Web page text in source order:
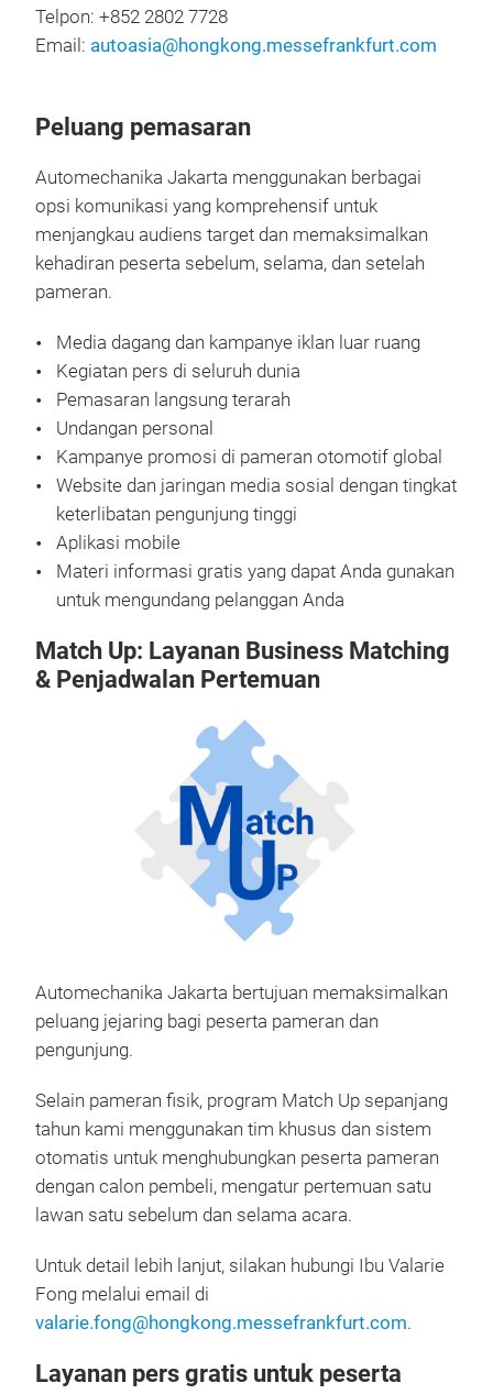
Telpon: +852 2802 7728
Email: autoasia@hongkong.messefrankfurt.com
Peluang pemasaran
Automechanika Jakarta menggunakan berbagai
opsi komunikasi yang komprehensif untuk
menjangkau audiens target dan memaksimalkan
kehadiran peserta sebelum, selama, dan setelah
pameran.
Media dagang dan kampanye iklan luar ruang
Kegiatan pers di seluruh dunia
Pemasaran langsung terarah
Undangan personal
Kampanye promosi di pameran otomotif global
Website dan jaringan media sosial dengan tingkat
keterlibatan pengunjung tinggi
Aplikasi mobile
Materi informasi gratis yang dapat Anda gunakan
untuk mengundang pelanggan Anda
Match Up: Layanan Business Matching
& Penjadwalan Pertemuan
Automechanika Jakarta bertujuan memaksimalkan
peluang jejaring bagi peserta pameran dan
pengunjung.
Selain pameran fisik, program Match Up sepanjang
tahun kami menggunakan tim khusus dan sistem
otomatis untuk menghubungkan peserta pameran
dengan calon pembeli, mengatur pertemuan satu
lawan satu sebelum dan selama acara.
Untuk detail lebih lanjut, silakan hubungi Ibu Valarie
Fong melalui email di
valarie.fong@hongkong.messefrankfurt.com.
Layanan pers gratis untuk peserta